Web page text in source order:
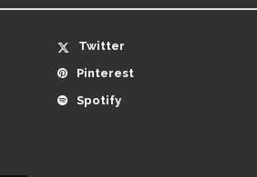
Twitter
Pinterest
Spotify